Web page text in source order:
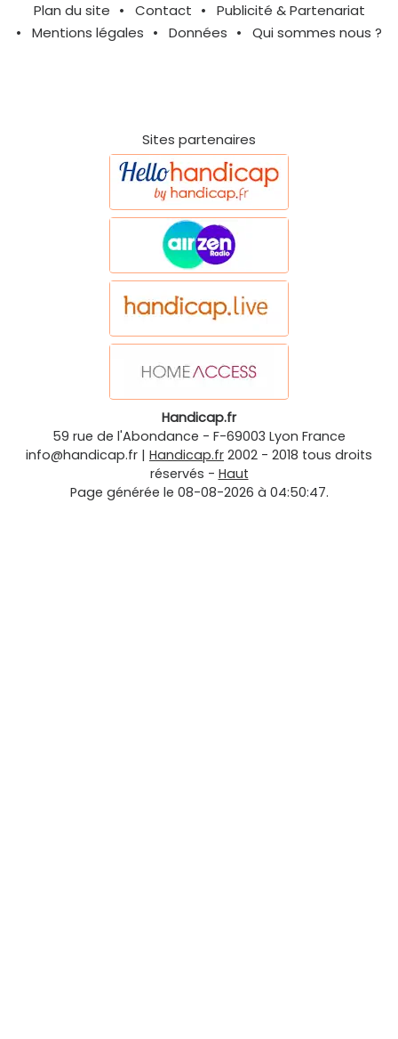
Plan du site Contact
Publicité & Partenariat
Mentions légales
Données Qui sommes nous ?
Sites partenaires
Handicap.fr
59 rue de l'Abondance - F-69003 Lyon France
info@handicap.fr | Handicap.fr 2002 - 2018 tous droits
réservés - Haut
Page générée le 08-08-2026 à 04:50:47.